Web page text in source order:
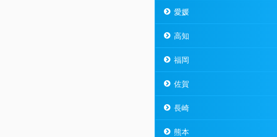
愛媛
高知
福岡
佐賀
長崎
熊本